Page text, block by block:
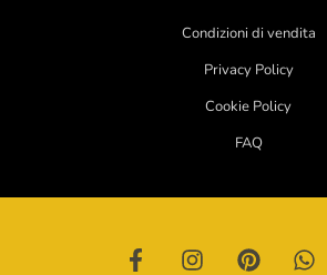
Condizioni di vendita
Privacy Policy
Cookie Policy
FAQ